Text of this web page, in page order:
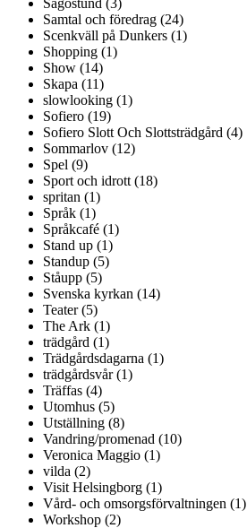
Samtal och föredrag (24)
Scenkväll på Dunkers (1)
Shopping (1)
Show (14)
Skapa (11)
slowlooking (1)
Sofiero (19)
Sofiero Slott Och Slottsträdgård (4)
Sommarlov (12)
Spel (9)
Sport och idrott (18)
spritan (1)
Språk (1)
Språkcafé (1)
Stand up (1)
Standup (5)
Ståupp (5)
Svenska kyrkan (14)
Teater (5)
The Ark (1)
trädgård (1)
Trädgårdsdagarna (1)
trädgårdsvår (1)
Träffas (4)
Utomhus (5)
Utställning (8)
Vandring/promenad (10)
Veronica Maggio (1)
vilda (2)
Visit Helsingborg (1)
Vård- och omsorgsförvaltningen (1)
Workshop (2)